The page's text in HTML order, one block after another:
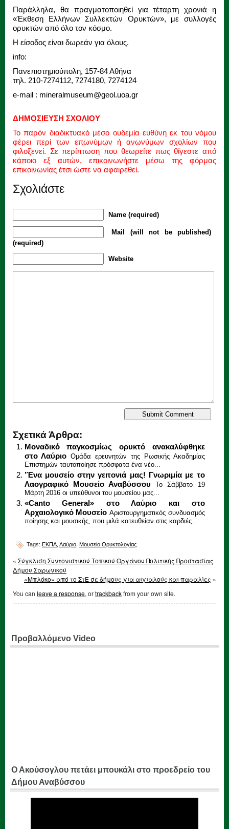
Παράλληλα, θα πραγματοποιηθεί για τέταρτη χρονιά η
«Έκθεση Ελλήνων Συλλεκτών Ορυκτών», με συλλογές
ορυκτών από όλο τον κόσμο.
Η είσοδος είναι δωρεάν για όλους.
info:
Πανεπιστημιούπολη, 157-84 Αθήνα
τηλ. 210-7274112, 7274180, 7274124
e-mail : mineralmuseum@geol.uoa.gr
ΔΗΜΟΣΙΕΥΣΗ ΣΧΟΛΙΟΥ
Το παρόν διαδικτυακό μέσο ουδεμία ευθύνη εκ του νόμου
φέρει περί των επωνύμων ή ανωνύμων σχολίων που
φιλοξενεί. Σε περίπτωση που θεωρείτε πως θίγεστε από
κάποιο εξ αυτών, επικοινωνήστε μέσω της φόρμας
επικοινωνίας έτσι ώστε να αφαιρεθεί.
Σχολιάστε
Name (required)
Mail (will not be published)
(required)
Website
Σχετικά Άρθρα:
Μοναδικό παγκοσμίως ορυκτό ανακαλύφθηκε
στο Λαύριο Ομάδα ερευνητών της Ρωσικής Ακαδημίας
Επιστημών ταυτοποίησε πρόσφατα ένα νέο...
’Ένα μουσείο στην γειτονιά μας! Γνωριμία με το
Λαογραφικό Μουσείο Αναβύσσου
Το Σάββατο 19
Μάρτη 2016 οι υπεύθυνοι του μουσείου μας...
«Canto General» στο Λαύριο και στο
Αρχαιολογικό Μουσείο Αριστουργηματικός συνδυασμός
ποίησης και μουσικής, που μιλά κατευθείαν στις καρδιές...
Tags: ΕΚΠΑ Λαύριο Μουσείο Ορυκτολογίας
« Σύγκλιση Συντονιστικού Τοπικού Οργάνου Πολιτικής Προστασίας
Δήμου Σαρωνικού
«Μπλόκο» από το ΣτΕ σε δήμους για αιγιαλούς και παραλίες »
You can leave a response, ortrackbackfrom your own site.
Προβαλλόμενο Video
Ο Ακούσογλου πετάει μπουκάλι στο προεδρείο του
Δήμου Αναβύσσου